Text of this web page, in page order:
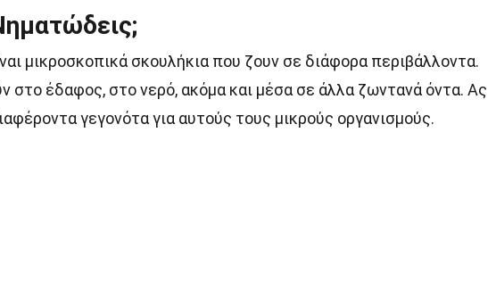
μικροσκοπικά σκουλήκια που ζουν σε διάφορα περιβάλλοντα.
στο έδαφος, στο νερό, ακόμα και μέσα σε άλλα ζωντανά όντα. Ας
γεγονότα για αυτούς τους μικρούς οργανισμούς.